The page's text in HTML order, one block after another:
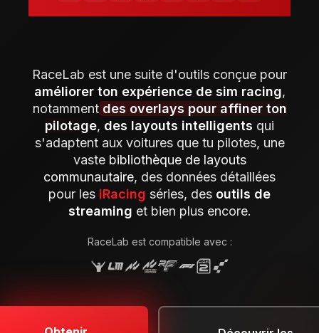
RaceLab est une suite d'outils conçue pour
améliorer ton expérience de sim racing,
notamment des overlays pour affiner ton
pilotage, des layouts intelligents qui
s'adaptent aux voitures que tu pilotes, une
vaste bibliothèque de layouts
communautaire, des données détaillées
pour les iRacing séries, des outils de
streaming et bien plus encore.
RaceLab est compatible avec :